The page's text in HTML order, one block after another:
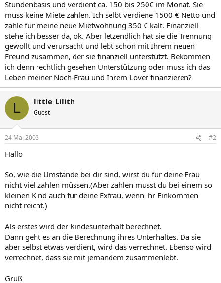
Stundenbasis und verdient ca. 150 bis 250€ im Monat. Sie
muss keine Miete zahlen. Ich selbt verdiene 1500 € Netto und
zahle für meine neue Mietwohnung 350 € kalt. Finanziell
stehe ich besser da, ok. Aber letzendlich hat sie die Trennung
gewollt und verursacht und lebt schon mit Ihrem neuen
Freund zusammen, der sie finanziell unterstützt. Bekommen
ich denn rechtlich gesehen Unterstützung oder muss ich das
Leben meiner Noch-Frau und Ihrem Lover finanzieren?
L little_Lilith
Guest
24 Mai 2003 #2
Hallo
So, wie die Umstände bei dir sind, wirst du für deine Frau
nicht viel zahlen müssen.(Aber zahlen musst du bei einem so
kleinen Kind auch für deine Exfrau, wenn ihr Einkommen
nicht reicht.)
Als erstes wird der Kindesunterhalt berechnet.
Dann geht es an die Berechnung ihres Unterhaltes. Da sie
aber selbst etwas verdient, wird das verrechnet. Ebenso wird
verrechnet, dass sie mit jemandem zusammenlebt.
Gruß